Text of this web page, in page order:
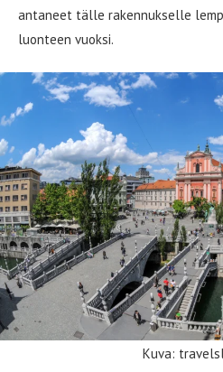
antaneet tälle rakennukselle
luonteen vuoksi.
Kuva: